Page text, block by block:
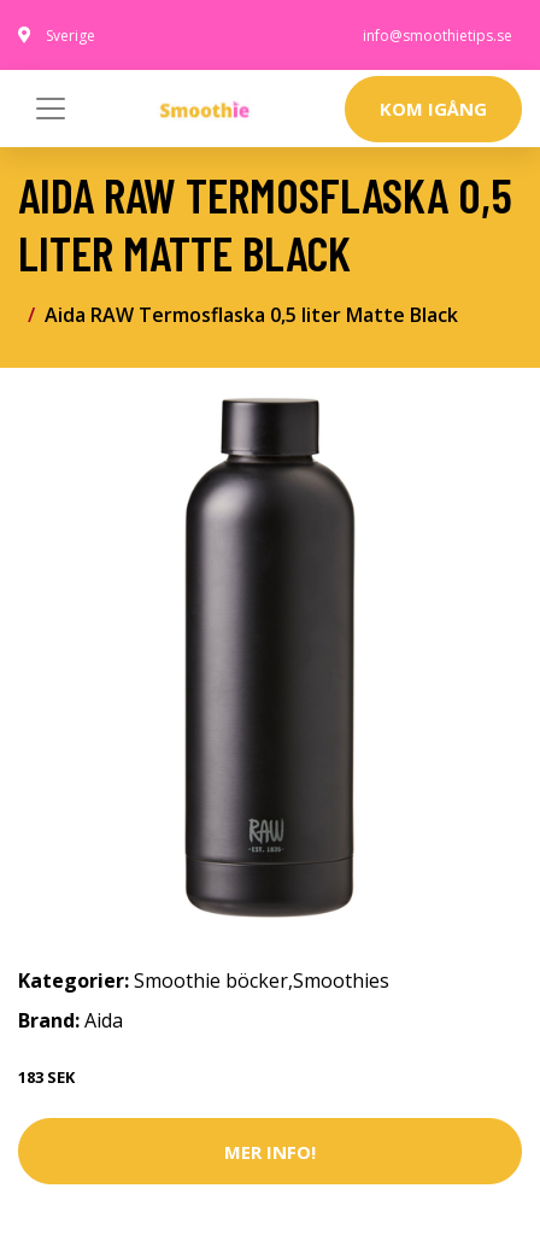
Sverige info@smoothietips.se
KOM IGÅNG
AIDA RAW TERMOSFLASKA 0,5
LITER MATTE BLACK
Aida RAW Termosflaska 0,5 liter Matte Black
Kategorier:Smoothie böcker,Smoothies
Brand:Aida
183 SEK
MER INFO!